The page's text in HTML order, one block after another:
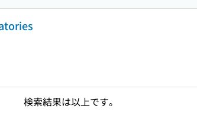
検索結果は以上です。